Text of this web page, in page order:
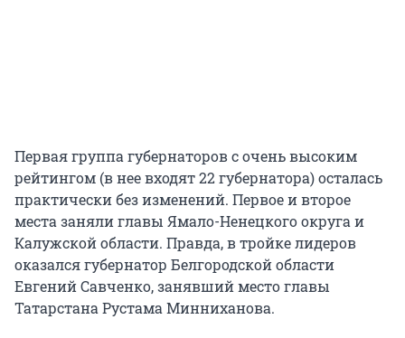
Первая группа губернаторов с очень высоким
рейтингом (в нее входят 22 губернатора) осталась
практически без изменений. Первое и второе
места заняли главы Ямало-Ненецкого округа и
Калужской области. Правда, в тройке лидеров
оказался губернатор Белгородской области
Евгений Савченко, занявший место главы
Татарстана Рустама Минниханова.